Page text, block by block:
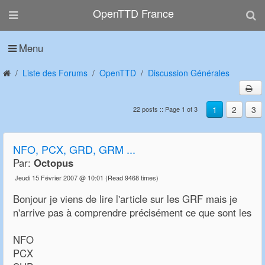
OpenTTD France
Menu
Liste des Forums OpenTTD Discussion Générales
1 2 3
22 posts :: Page 1 of 3
NFO, PCX, GRD, GRM ...
Par: Octopus
Jeudi 15 Février 2007 @ 10:01 (Read 9468 times)
Bonjour je viens de lire l'article sur les GRF mais je
n'arrive pas à comprendre précisément ce que sont les
NFO
PCX